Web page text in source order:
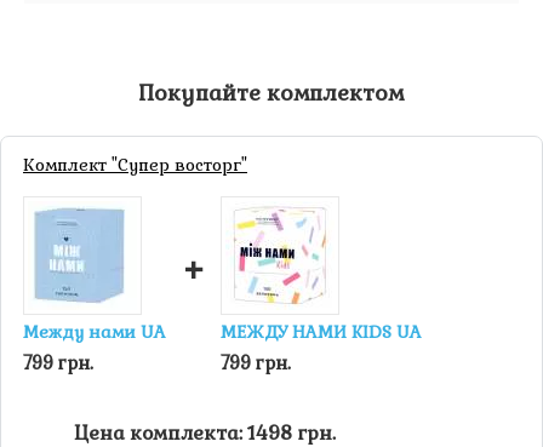
соперников — загадка, ответ на которую может
дать преимущество в борьбе за корону.
Покупайте комплектом
Комплект "Супер восторг"
Между нами UA
799 грн.
+
МЕЖДУ НАМИ KIDS UA
799 грн.
Цена комплекта: 1498 грн.